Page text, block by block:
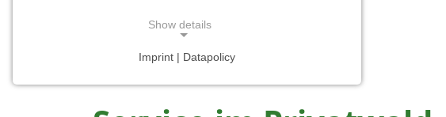
STARTSEITE ... SERVICE IM PRIVATWALD
Show details
Imprint | Datapolicy